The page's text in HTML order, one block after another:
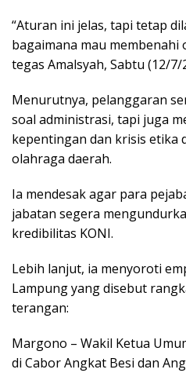
“Aturan ini jelas, tapi tetap
bagaimana mau membenahi
tegas Amalsyah, Sabtu (12/7/
Menurutnya, pelanggaran
soal administrasi, tapi juga
kepentingan dan krisis etika
olahraga daerah.
Ia mendesak agar para
jabatan segera
kredibilitas KONI.
Lebih lanjut, ia menyoroti
Lampung yang disebut
terangan:
Margono – Wakil Ketua
di Cabor Angkat Besi dan